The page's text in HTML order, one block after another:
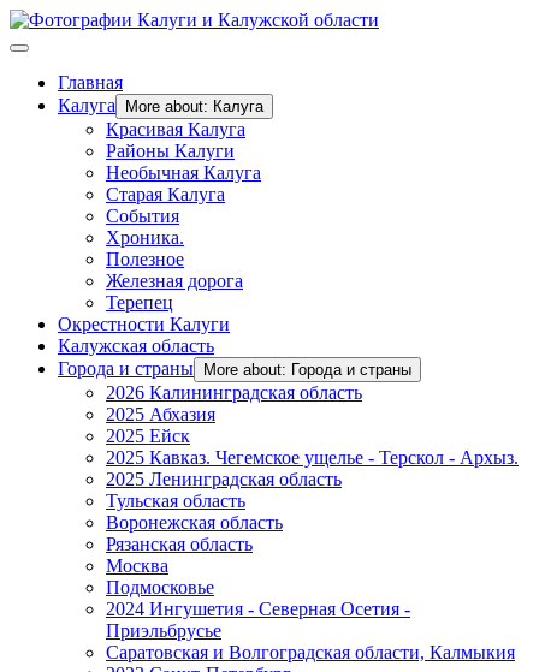
Главная
Калуга
More about: Калуга
Красивая Калуга
Районы Калуги
Необычная Калуга
Старая Калуга
События
Хроника.
Полезное
Железная дорога
Терепец
Окрестности Калуги
Калужская область
Города и страны
More about: Города и страны
2026 Калининградская область
2025 Абхазия
2025 Ейск
2025 Кавказ. Чегемское ущелье - Терскол - Архыз.
2025 Ленинградская область
Тульская область
Воронежская область
Рязанская область
Москва
Подмосковье
2024 Ингушетия - Северная Осетия -
Приэльбрусье
Саратовская и Волгоградская области, Калмыкия